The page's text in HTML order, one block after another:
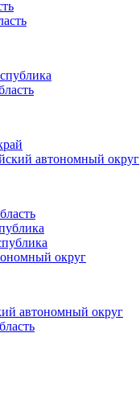
автономный округ
округ
автономный округ